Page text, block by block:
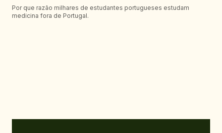
Por que razão milhares de estudantes portugueses estudam
medicina fora de Portugal.